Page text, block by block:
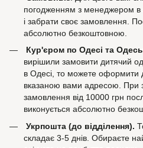
погодженням з менеджером в
і забрати своє замовлення.
абсолютно безкоштовною.
Кур'єром по Одесі та
вирішили замовити дитячий
в Одесі, то можете оформити
вказаною вами адресою. При
замовлення від 10000 грн
виконується абсолютно
Укрпошта (до відділення).
складає 3-5 днів. Обираєте